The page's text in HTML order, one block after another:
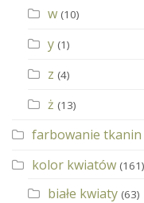
w (10)
y (1)
z (4)
ż (13)
farbowanie tkanin
kolor kwiatów (161)
białe kwiaty (63)